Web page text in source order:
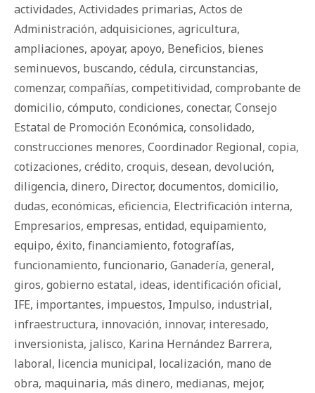
actividades, Actividades primarias, Actos de
Administración, adquisiciones, agricultura,
ampliaciones, apoyar, apoyo, Beneficios, bienes
seminuevos, buscando, cédula, circunstancias,
comenzar, compañías, competitividad, comprobante de
domicilio, cómputo, condiciones, conectar, Consejo
Estatal de Promoción Económica, consolidado,
construcciones menores, Coordinador Regional, copia,
cotizaciones, crédito, croquis, desean, devolución,
diligencia, dinero, Director, documentos, domicilio,
dudas, económicas, eficiencia, Electrificación interna,
Empresarios, empresas, entidad, equipamiento,
equipo, éxito, financiamiento, fotografías,
funcionamiento, funcionario, Ganadería, general,
giros, gobierno estatal, ideas, identificación oficial,
IFE, importantes, impuestos, Impulso, industrial,
infraestructura, innovación, innovar, interesado,
inversionista, jalisco, Karina Hernández Barrera,
laboral, licencia municipal, localización, mano de
obra, maquinaria, más dinero, medianas, mejor,